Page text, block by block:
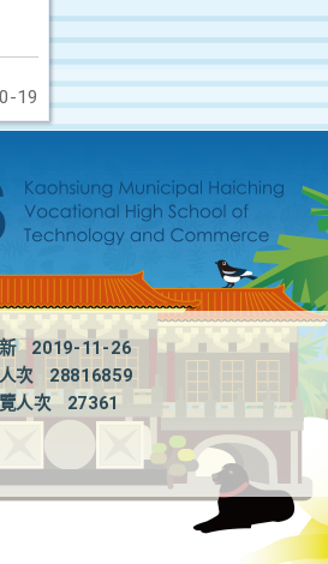
19
2019-11-26
次
28816859
人次
27361